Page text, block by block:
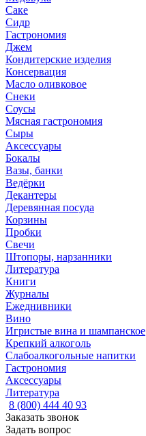
Саке
Сидр
Гастрономия
Джем
Кондитерские изделия
Консервация
Масло оливковое
Снеки
Соусы
Мясная гастрономия
Сыры
Аксессуары
Бокалы
Вазы, банки
Ведёрки
Декантеры
Деревянная посуда
Корзины
Пробки
Свечи
Штопоры, нарзанники
Литература
Книги
Журналы
Ежеднивники
Вино
Игристые вина и шампанское
Крепкий алкоголь
Слабоалкогольные напитки
Гастрономия
Аксессуары
Литература
8 (800) 444 40 93
Заказать звонок
Задать вопрос